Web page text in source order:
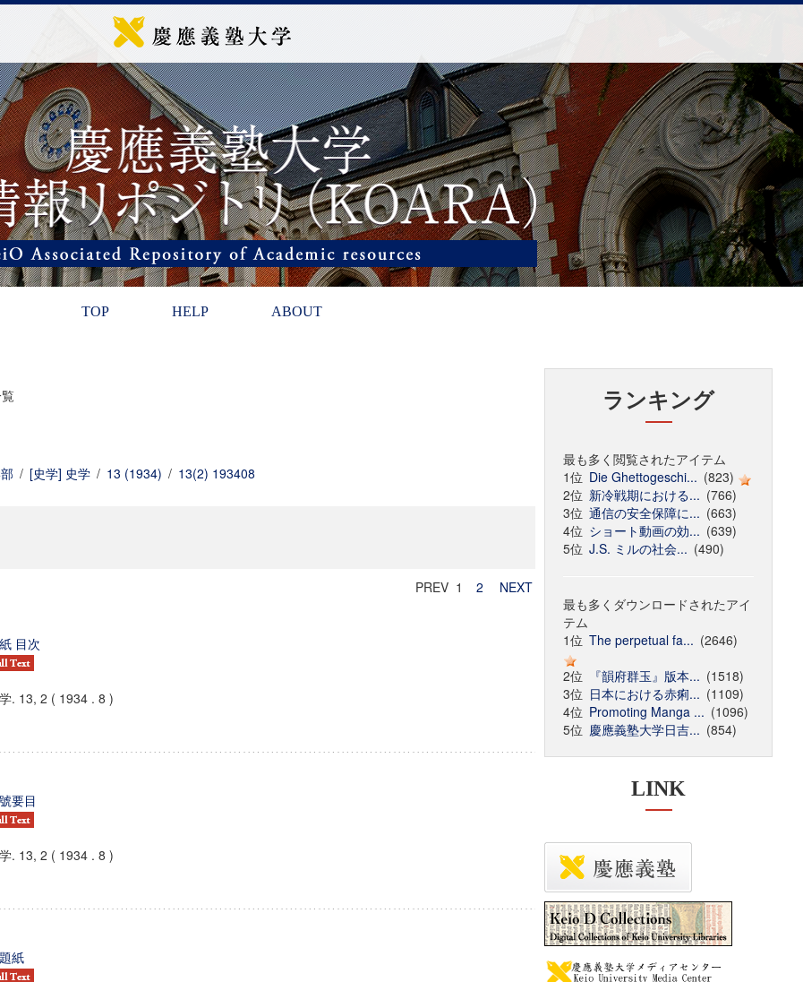
TOP HELP ABOUT
/ [史学] 史学 / 13 (1934) / 13(2) 193408
PREV 1 2 NEXT
目次
. 13, 2 ( 1934 . 8 )
要目
. 13, 2 ( 1934 . 8 )
紙
ランキング
最も多く閲覧されたアイテム
1位 Die Ghettogeschi... (823)
2位 新冷戦期における... (766)
3位 通信の安全保障に... (663)
4位 ショート動画の効... (639)
5位 J.S. ミルの社会... (490)
最も多くダウンロードされたアイ
テム
1位 The perpetual fa... (2646)
2位
『韻府群玉』版本... (1518)
3位 日本における赤痢... (1109)
4位 Promoting Manga ... (1096)
5位 慶應義塾大学日吉... (854)
LINK